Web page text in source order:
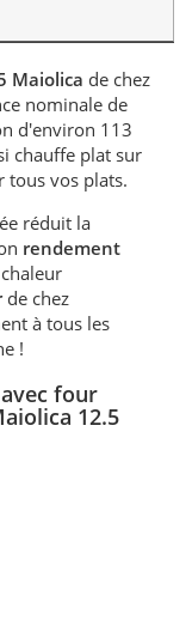
Maiolica de chez
nominale de
d'environ 113
chauffe plat sur
tous vos plats.
réduit la
rendement
de chez
à tous les
!
four
12.5